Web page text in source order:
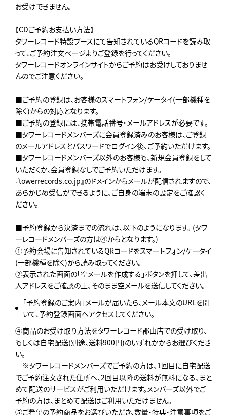
お受けできません。
【CDご予約お支払い方法】
タワーレコード特設ブースにて告知されているQRコードを読み取
って、ご予約注文ページよりご登録を行ってください。
タワーレコードオンラインサイトからご予約はお受けしておりませ
んのでご注意ください。
■ご予約の登録は、お客様のスマートフォン/ケータイ(一部機種を
除く)からの対応となります。
■ご予約の登録には、携帯電話番号・メールアドレスが必要です。
■タワーレコードメンバーズに会員登録済みのお客様は、ご登録
のメールアドレスとパスワードでログイン後、ご予約いただけます。
■タワーレコードメンバーズ以外のお客様も、新規会員登録をして
いただくか、会員登録なしでご予約いただけます。
『towerrecords.co.jp』のドメインからメールが配信されますので、
あらかじめ受信ができるように、ご自身の端末の設定をご確認く
ださい。
■予約登録から決済までの流れは、以下のようになります。 (タワ
ーレコードメンバーズの方は④からとなります。)
①予約会場に告知されているQRコードをスマートフォン/ケータイ
(一部機種を除く)から読み取ってください。
②表示された画面の「空メールを作成する」ボタンを押して、差出
人アドレスをご確認の上、そのまま空メールを送信してください。
「予約登録のご案内」メールが届いたら、メール本文のURLを開
いて、予約登録画面へアクセスしてください。
④商品のお受け取り方法をタワーレコード郡山店での受け取り、
もしくは自宅配送(別途、送料900円)のいずれかからお選びくださ
い。
※タワーレコードメンバーズでご予約の方は、1回目に自宅配送
でご予約注文された住所へ、2回目以降の送料が無料になる、まと
めて配送のサービスがご利用いただけます。メンバーズ以外でご
予約の方は、まとめて配送はご利用いただけません。
⑤ご希望の予約商品をお選びいただき、数量・特典・注意事項をご